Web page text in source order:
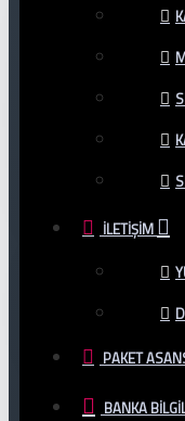
İLETIŞIM
PAKET
BANKA